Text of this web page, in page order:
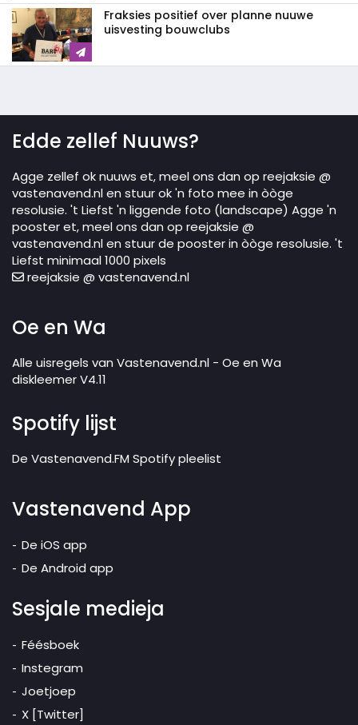
Fraksies positief over planne nuuwe
uisvesting bouwclubs
Edde zellef Nuuws?
Agge zellef ok nuuws et, meel ons dan op reejaksie @
vastenavend.nl en stuur ok 'n foto mee in òòge
resolusie. 't Liefst 'n liggende foto (landscape) Agge 'n
pooster et, meel ons dan op reejaksie @
vastenavend.nl en stuur de pooster in òòge resolusie. 't
Liefst minimaal 1000 pixels
reejaksie @ vastenavend.nl
Oe en Wa
Alle uisregels van Vastenavend.nl - Oe en Wa
diskleemer V4.11
Spotify lijst
De Vastenavend.FM Spotify pleelist
Vastenavend App
De iOS app
De Android app
Sesjale medieja
Féésboek
Instegram
Joetjoep
X [Twitter]